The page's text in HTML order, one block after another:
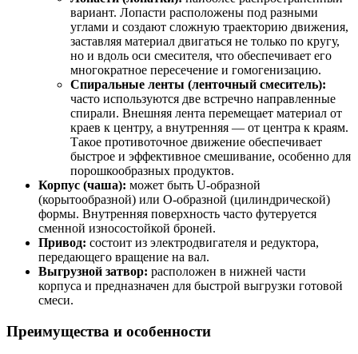
вариант. Лопасти расположены под разными
углами и создают сложную траекторию движения,
заставляя материал двигаться не только по кругу,
но и вдоль оси смесителя, что обеспечивает его
многократное пересечение и гомогенизацию.
Спиральные ленты (ленточный смеситель):
часто используются две встречно направленные
спирали. Внешняя лента перемещает материал от
краев к центру, а внутренняя — от центра к краям.
Такое противоточное движение обеспечивает
быстрое и эффективное смешивание, особенно для
порошкообразных продуктов.
Корпус (чаша): может быть U-образной
(корытообразной) или O-образной (цилиндрической)
формы. Внутренняя поверхность часто футеруется
сменной износостойкой броней.
Привод: состоит из электродвигателя и редуктора,
передающего вращение на вал.
Выгрузной затвор: расположен в нижней части
корпуса и предназначен для быстрой выгрузки готовой
смеси.
Преимущества и особенности